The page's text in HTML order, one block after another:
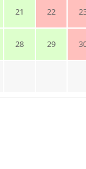
21 22
28 29